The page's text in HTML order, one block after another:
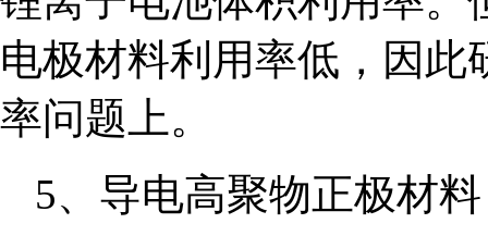
电极材料利用率低，因
率问题上。
5、导电高聚物正极材料